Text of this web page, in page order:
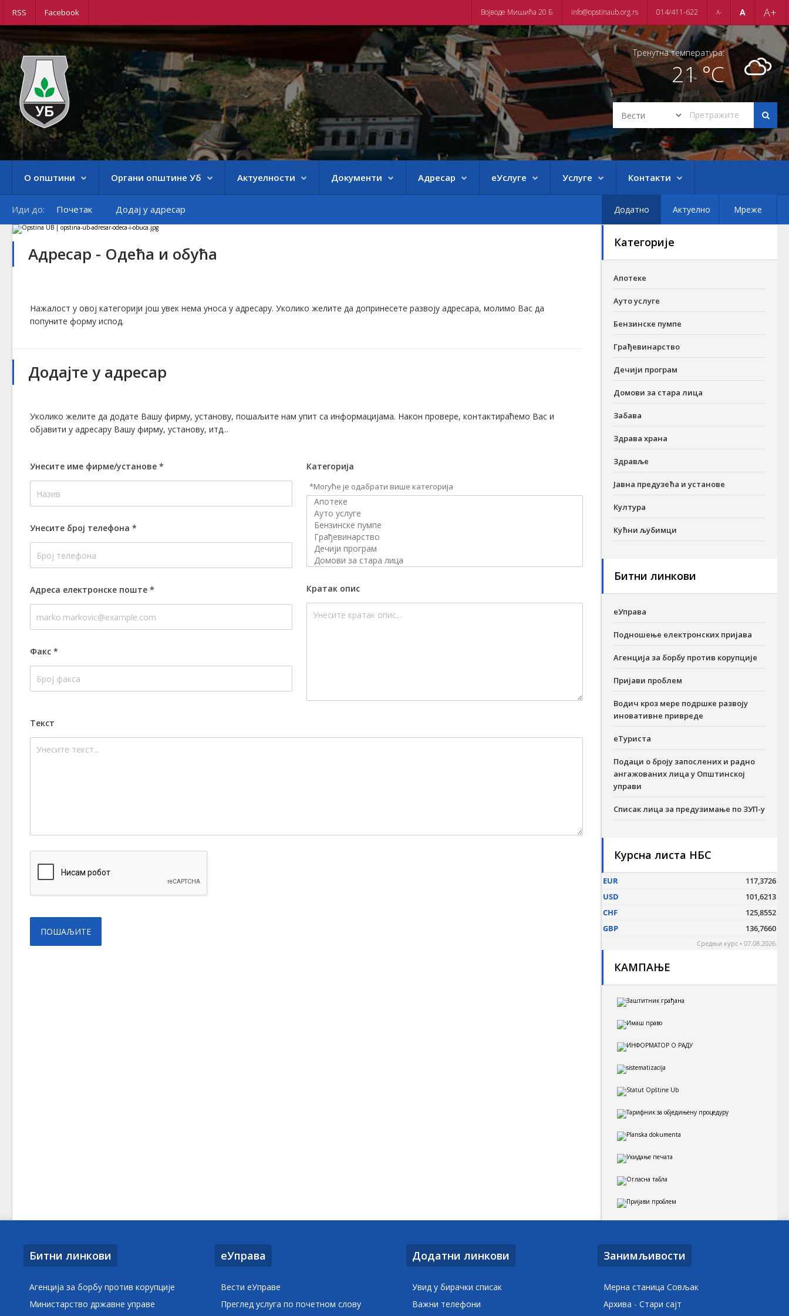
RSS Facebook A- A A+
Војводе Мишића 20 Б info@opstinaub.org.rs 014/411-622
Тренутна температура:
21 °C
О општини Органи општине Уб Актуелности Документи Адресар еУслуге Услуге Контакти
Иди до: Почетак Додај у адресар
Адресар - Одећа и обућа
Нажалост у овој категорији још увек нема уноса у адресару. Уколико желите да допринесете развоју адресара, молимо Вас да
попуните форму испод.
Додајте у адресар
Уколико желите да додате Вашу фирму, установу, пошаљите нам упит са информацијама. Након провере, контактираћемо Вас и
објавити у адресару Вашу фирму, установу, итд...
Унесите име фирме/установе *
Унесите број телефона *
Адреса електронске поште *
Факс *
Категорија
*Могуће је одабрати више категорија
Кратак опис
Текст
Додатно Актуелно Мреже
Категорије
Апотеке
Ауто услуге
Бензинске пумпе
Грађевинарство
Дечији програм
Домови за стара лица
Забава
Здрава храна
Здравље
Јавна предузећа и установе
Култура
Кућни љубимци
Битни линкови
еУправа
Подношење електронских пријава
Агенција за борбу против корупције
Пријави проблем
Водич кроз мере подршке развоју
иновативне привреде
еТуриста
Подаци о броју запослених и радно
ангажованих лица у Општинској
управи
Списак лица за предузимање по ЗУП-у
Курсна листа НБС
КАМПАЊЕ
Битни линкови
Агенција за борбу против корупције
Министарство државне управе
еУправа
Вести еУправе
Преглед услуга по почетном слову
Додатни линкови
Увид у бирачки списак
Важни телефони
Занимљивости
Мерна станица Совљак
Архива - Стари сајт